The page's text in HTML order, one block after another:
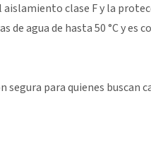
clase F y la
agua de hasta 50 °C y es
segura para quienes buscan